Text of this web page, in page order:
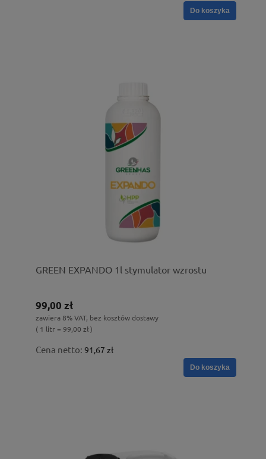
Do koszyka
GREEN EXPANDO 1l stymulator wzrostu
99,00 zł
zawiera 8% VAT, bez kosztów dostawy
( 1 litr = 99,00 zł )
Cena netto: 91,67 zł
Do koszyka